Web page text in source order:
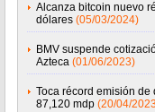
Alcanza bitcoin nuevo
dólares (05/03/2024)
BMV suspende
Azteca (01/06/2023)
Toca récord emisión de
87,120 mdp (20/04/